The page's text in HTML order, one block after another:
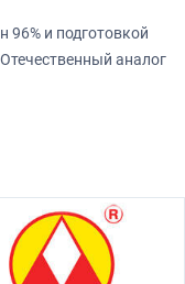
и подготовкой
аналог